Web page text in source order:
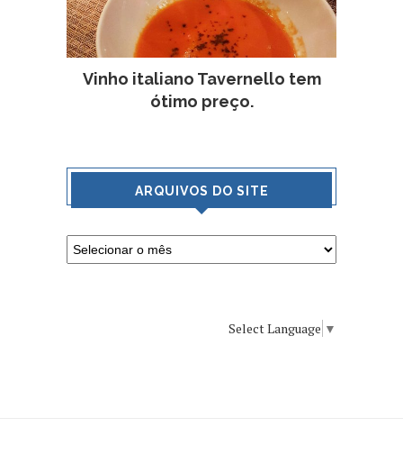
Vinho italiano Tavernello tem
ótimo preço.
ARQUIVOS DO SITE
Select Language ▼